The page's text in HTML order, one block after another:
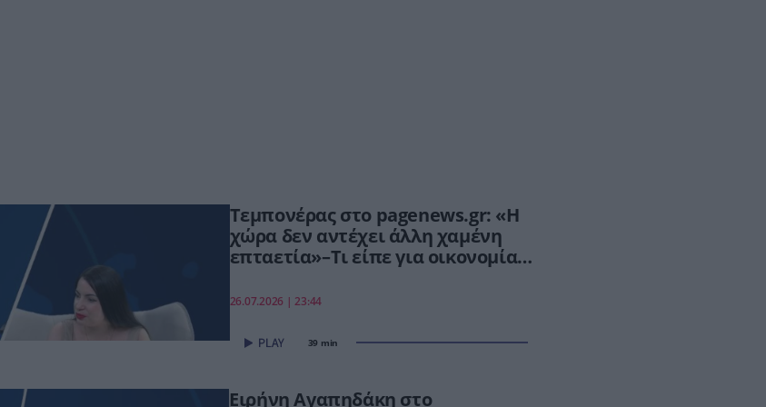
Τεμπονέρας στο pagenews.gr: «Η
χώρα δεν αντέχει άλλη χαμένη
επταετία»–Τι είπε για οικονομία,
26.07.2026 | 23:44
39 min
Ειρήνη Αγαπηδάκη στο